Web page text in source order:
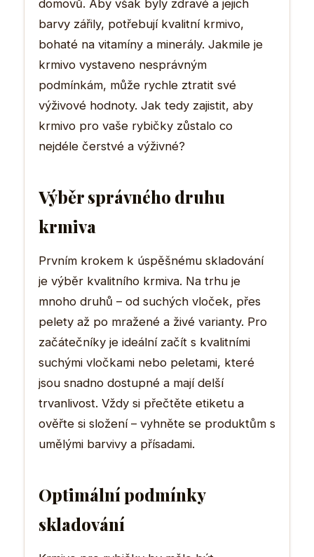
domovů. Aby však byly zdravé a jejich
barvy zářily, potřebují kvalitní krmivo,
bohaté na vitamíny a minerály. Jakmile je
krmivo vystaveno nesprávným
podmínkám, může rychle ztratit své
výživové hodnoty. Jak tedy zajistit, aby
krmivo pro vaše rybičky zůstalo co
nejdéle čerstvé a výživné?
Výběr správného druhu
krmiva
Prvním krokem k úspěšnému skladování
je výběr kvalitního krmiva. Na trhu je
mnoho druhů – od suchých vloček, přes
pelety až po mražené a živé varianty. Pro
začátečníky je ideální začít s kvalitními
suchými vločkami nebo peletami, které
jsou snadno dostupné a mají delší
trvanlivost. Vždy si přečtěte etiketu a
ověřte si složení – vyhněte se produktům s
umělými barvivy a přísadami.
Optimální podmínky
skladování